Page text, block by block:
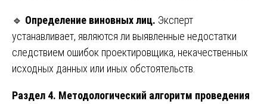
🔹 Определение виновных лиц. Эксперт
устанавливает, являются ли выявленные недостатки
следствием ошибок проектировщика, некачественных
исходных данных или иных обстоятельств.
Раздел 4. Методологический алгоритм проведения